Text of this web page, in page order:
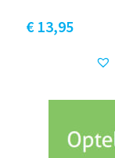
€13,95